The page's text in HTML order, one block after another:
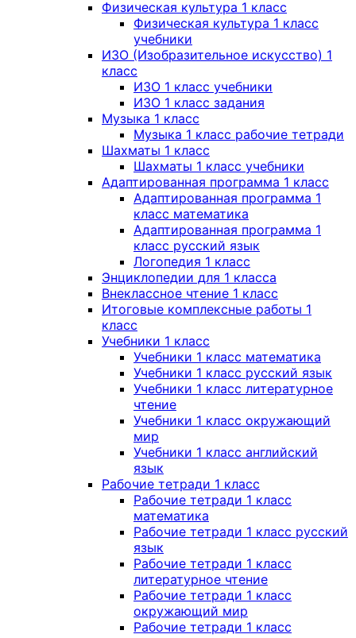
Физическая культура 1 класс
Физическая культура 1 класс
учебники
ИЗО (Изобразительное искусство) 1
класс
ИЗО 1 класс учебники
ИЗО 1 класс задания
Музыка 1 класс
Музыка 1 класс рабочие тетради
Шахматы 1 класс
Шахматы 1 класс учебники
Адаптированная программа 1 класс
Адаптированная программа 1
класс математика
Адаптированная программа 1
класс русский язык
Логопедия 1 класс
Энциклопедии для 1 класса
Внеклассное чтение 1 класс
Итоговые комплексные работы 1
класс
Учебники 1 класс
Учебники 1 класс математика
Учебники 1 класс русский язык
Учебники 1 класс литературное
чтение
Учебники 1 класс окружающий
мир
Учебники 1 класс английский
язык
Рабочие тетради 1 класс
Рабочие тетради 1 класс
математика
Рабочие тетради 1 класс русский
язык
Рабочие тетради 1 класс
литературное чтение
Рабочие тетради 1 класс
окружающий мир
Рабочие тетради 1 класс